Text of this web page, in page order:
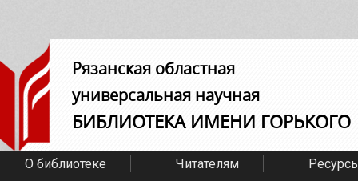
Рязанская областная
универсальная научная
БИБЛИОТЕКА ИМЕНИ ГОРЬКОГО
О библиотеке Читателям